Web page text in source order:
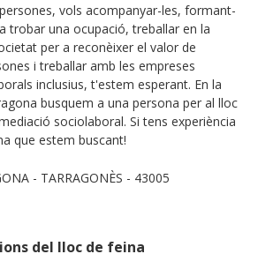
vols acompanyar-les, formant-
trobar una ocupació, treballar en la
per a reconèixer el valor de
i treballar amb les empreses
inclusius, t'estem esperant. En la
busquem a una persona per al lloc
sociolaboral. Si tens experiència
que estem buscant!
- TARRAGONÈS - 43005
del lloc de feina